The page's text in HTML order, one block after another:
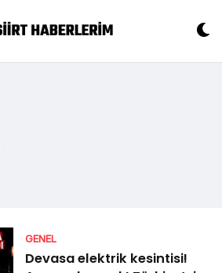
GENEL
Devasa elektrik kesintisi!